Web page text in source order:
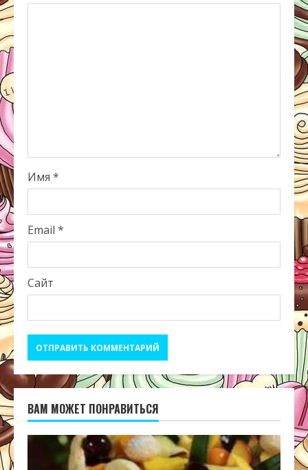
Имя *
Email *
Сайт
ВАМ МОЖЕТ ПОНРАВИТЬСЯ